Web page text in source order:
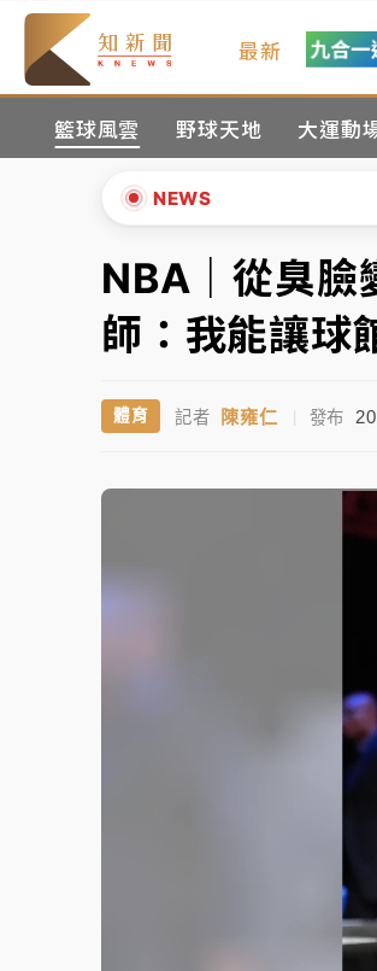
最新
籃球風雲 野球天地 大運動
NEWS
暑假過三周才推「E宿新北
中信慈善基金會想增加董
故宮《龍藏經》特展第2
台東農業處長涉圖利渡假
女律師陳昱瑄詐慈濟10億
中信慈善基金會想增加董
故宮《龍藏經》特展第2
台東農業處長涉圖利渡假
父親節泡湯了！中颱白海
▲
▼
NBA｜從臭臉
師：我能讓球
體育 記者 陳雍仁 | 發布